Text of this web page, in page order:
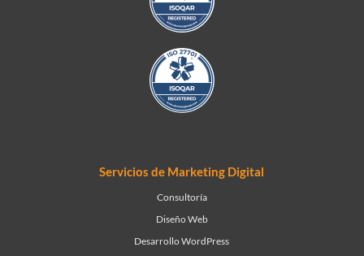
Servicios de Marketing Digital
Consultoría
Diseño Web
Desarrollo WordPress